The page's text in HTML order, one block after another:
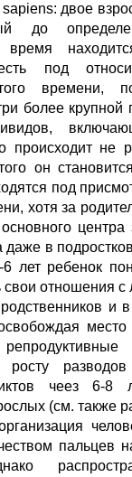
двое
до
время
под
времени,
более крупной
происходит не
он
под
хотя за
в
лет ребенок
свои отношения с
и
росту
чеез 6-8
(см. также
пальцев